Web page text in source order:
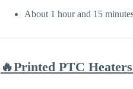
About 1 hour and 15
🔥Printed PTC